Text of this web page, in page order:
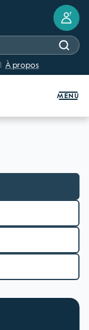
À propos
?
MENU